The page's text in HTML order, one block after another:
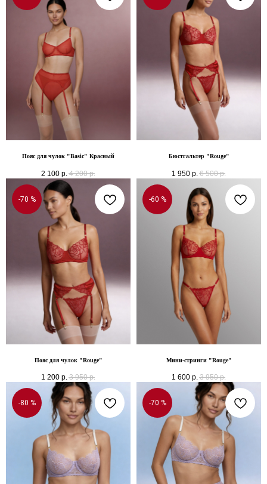
Пояс для чулок "Basic" Красный
2 100 р. 4 200 р.
Бюстгальтер "Rouge"
1 950 р. 6 500 р.
-70 %
Пояс для чулок "Rouge"
1 200 р. 3 950 р.
-60 %
Мини-стринги "Rouge"
1 600 р. 3 950 р.
-80 % -70 %